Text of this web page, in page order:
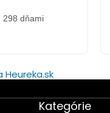
298 dňami
Kategórie